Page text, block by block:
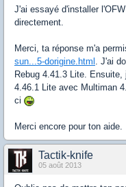
J'ai essayé d'installer
directement.
Merci, ta réponse m'a
sun...5-dorigine.html . J'ai
Rebug 4.41.3 Lite.
4.46.1 Lite avec Multiman
ci
Merci encore pour ton aide.
Tactik-knife
05 août 2013